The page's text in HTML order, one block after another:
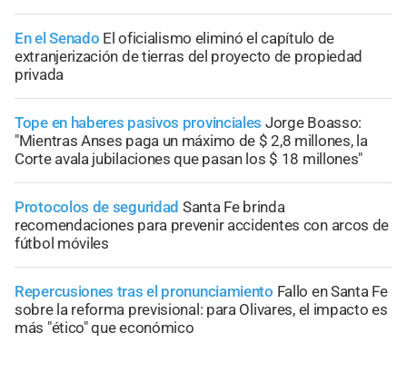
En el Senado El oficialismo eliminó el capítulo de
extranjerización de tierras del proyecto de propiedad
privada
Tope en haberes pasivos provinciales Jorge Boasso:
"Mientras Anses paga un máximo de $ 2,8 millones, la
Corte avala jubilaciones que pasan los $ 18 millones"
Protocolos de seguridad Santa Fe brinda
recomendaciones para prevenir accidentes con arcos de
fútbol móviles
Repercusiones tras el pronunciamiento Fallo en Santa Fe
sobre la reforma previsional: para Olivares, el impacto es
más "ético" que económico